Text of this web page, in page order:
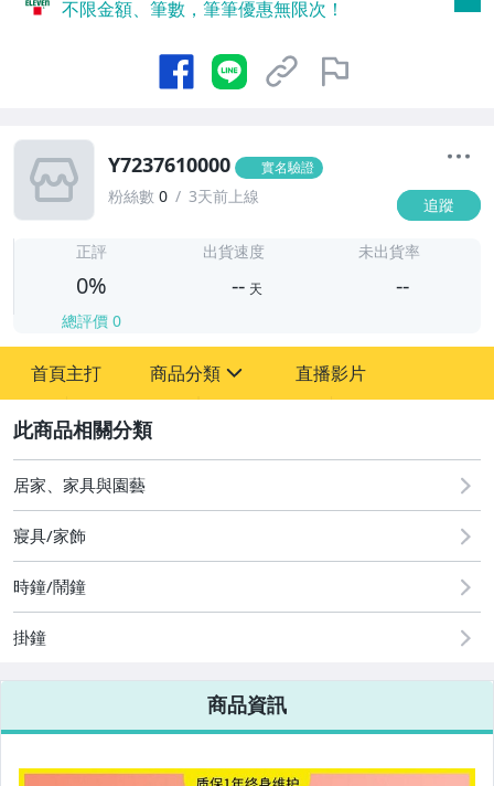
不限金額、筆數，筆筆優惠無限次！
Y7237610000 實名驗證
粉絲數 0 3天前上線 追蹤
正評
0%
總評價 0
出貨速度
-- 天
未出貨率
--
首頁主打 商品分類
古董、藝術與礦石
手機、配件與通訊
美容保養與彩妝
電腦、平板與周邊
相機、攝影與周邊
運動、戶外與休閒
直播影片
居家、家具與園藝
寢具/家飾
時鐘/鬧鐘
掛鐘
商品資訊